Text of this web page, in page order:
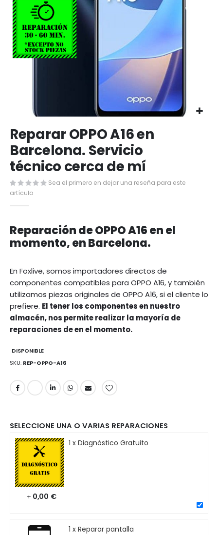
al
comienzo
de
la
galería
de
imágenes
Reparar OPPO A16 en
Barcelona. Servicio
técnico cerca de mí
Sea el primero en dejar una reseña para este
artículo
Reparación de OPPO A16 en el
momento, en Barcelona.
En Foxlive, somos importadores directos de
componentes compatibles para OPPO A16, y también
utilizamos piezas originales de OPPO A16, si el cliente lo
prefiere. El tener los componentes en nuestro
almacén, nos permite realizar la mayoría de
reparaciones de en el momento.
DISPONIBLE
SKU REP-OPPO-A16
SELECCIONE UNA O VARIAS REPARACIONES
1 x Diagnóstico Gratuito
+ 0,00 €
1 x Reparar pantalla